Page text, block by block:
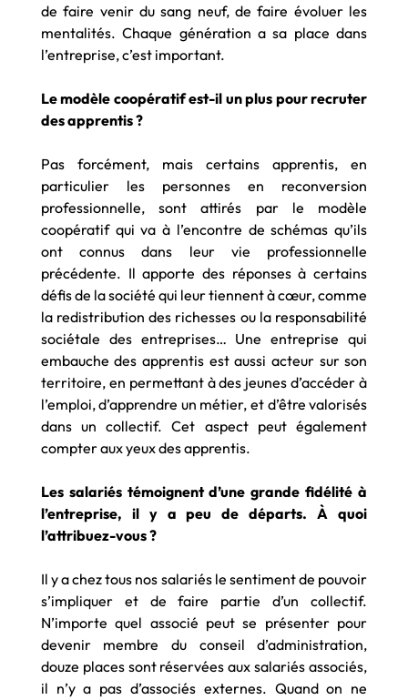
de faire venir du sang neuf, de faire évoluer les
mentalités. Chaque génération a sa place dans
l’entreprise, c’est important.
Le modèle coopératif est-il un plus pour recruter
des apprentis ?
Pas forcément, mais certains apprentis, en
particulier les personnes en reconversion
professionnelle, sont attirés par le modèle
coopératif qui va à l’encontre de schémas qu’ils
ont connus dans leur vie professionnelle
précédente. Il apporte des réponses à certains
défis de la société qui leur tiennent à cœur, comme
la redistribution des richesses ou la responsabilité
sociétale des entreprises… Une entreprise qui
embauche des apprentis est aussi acteur sur son
territoire, en permettant à des jeunes d’accéder à
l’emploi, d’apprendre un métier, et d’être valorisés
dans un collectif. Cet aspect peut également
compter aux yeux des apprentis.
Les salariés témoignent d’une grande fidélité à
l’entreprise, il y a peu de départs. À quoi
l’attribuez-vous ?
Il y a chez tous nos salariés le sentiment de pouvoir
s’impliquer et de faire partie d’un collectif.
N’importe quel associé peut se présenter pour
devenir membre du conseil d’administration,
douze places sont réservées aux salariés associés,
il n’y a pas d’associés externes. Quand on ne